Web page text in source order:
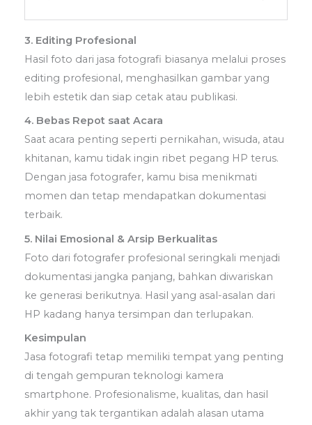
3. Editing Profesional
Hasil foto dari jasa fotografi biasanya melalui proses
editing profesional, menghasilkan gambar yang
lebih estetik dan siap cetak atau publikasi.
4. Bebas Repot saat Acara
Saat acara penting seperti pernikahan, wisuda, atau
khitanan, kamu tidak ingin ribet pegang HP terus.
Dengan jasa fotografer, kamu bisa menikmati
momen dan tetap mendapatkan dokumentasi
terbaik.
5. Nilai Emosional & Arsip Berkualitas
Foto dari fotografer profesional seringkali menjadi
dokumentasi jangka panjang, bahkan diwariskan
ke generasi berikutnya. Hasil yang asal-asalan dari
HP kadang hanya tersimpan dan terlupakan.
Kesimpulan
Jasa fotografi tetap memiliki tempat yang penting
di tengah gempuran teknologi kamera
smartphone. Profesionalisme, kualitas, dan hasil
akhir yang tak tergantikan adalah alasan utama